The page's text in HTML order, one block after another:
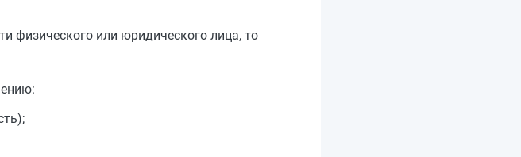
физического или юридического лица, то